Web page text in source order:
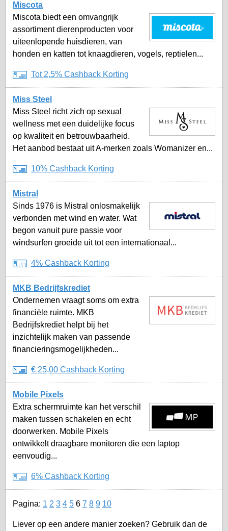
Miscota
Miscota biedt een omvangrijk
assortiment dierenproducten voor
uiteenlopende huisdieren, van
honden en katten tot knaagdieren, vogels, reptielen...
Tot 2,5% Cashback Korting
Miss Steel
Miss Steel richt zich op sexual
wellness met een duidelijke focus
op kwaliteit en betrouwbaarheid.
Het aanbod bestaat uit A-merken zoals Womanizer en...
10% Cashback Korting
Mistral
Sinds 1976 is Mistral onlosmakelijk
verbonden met wind en water. Wat
begon vanuit pure passie voor
windsurfen groeide uit tot een internationaal...
4% Cashback Korting
MKB Bedrijfskrediet
Ondernemen vraagt soms om extra
financiële ruimte. MKB
Bedrijfskrediet helpt bij het
inzichtelijk maken van passende
financieringsmogelijkheden...
€ 25,00 Cashback Korting
Mobile Pixels
Extra schermruimte kan het verschil
maken tussen schakelen en echt
doorwerken. Mobile Pixels
ontwikkelt draagbare monitoren die een laptop
eenvoudig...
6% Cashback Korting
Pagina: 1 2 3 4 5 6 7 8 9 10
Liever op een andere manier zoeken? Gebruik dan de